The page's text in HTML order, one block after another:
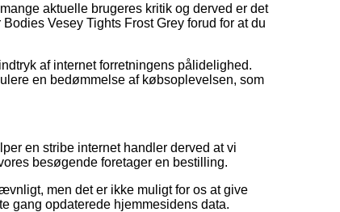
aktuelle brugeres kritik og derved er det
Vesey Tights Frost Grey forud for at du
af internet forretningens pålidelighed.
en bedømmelse af købsoplevelsen, som
en stribe internet handler derved at vi
besøgende foretager en bestilling.
men det er ikke muligt for os at give
gang opdaterede hjemmesidens data.